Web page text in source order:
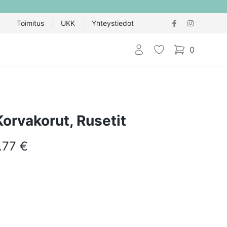
Toimitus UKK Yhteystiedot
Kirjaudu sisään
Toivelista 0
items in cart,
Rusetit
€